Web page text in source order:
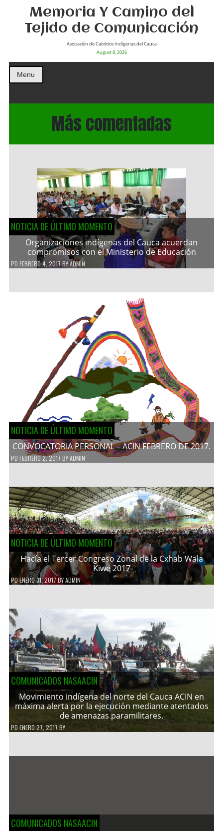
Memoria Y Camino del
Tejido de Comunicación
Asociación de Cabildos Indìgenas del Cauca
August 8, 2026
Menu
Más comentadas
NOTICIA DE ÚLTIMO MOMENTO
Organizaciones indígenas del Cauca acuerdan
compromisos con el Ministerio de Educación
PD FEBRERO 4, 2017 BYADMIN
NOTICIA DE ÚLTIMO MOMENTO
CONVOCATORIA PERSONAL – ACIN FEBRERO DE 2017.
PD FEBRERO 2, 2017 BYADMIN
NOTICIA DE ÚLTIMO MOMENTO
Hacía el Tercer Congreso Zonal de la Cxhab Wala
Kiwe 2017
PDENERO 31, 2017 BYADMIN
COMUNICADOS NASAACIN
Movimiento indígena del norte del Cauca ACIN en
máxima alerta por la ejecución mediante atentados
de amenazas paramilitares.
PDENERO 27, 2017 BY
COMUNICADOS NASAACIN